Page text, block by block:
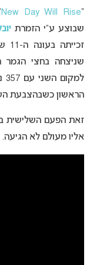
New Day Will Rise
שבוצע ע”י הזמרת
הראשון כשבהצבעת
זאת הפעם השלישית
אליו מעולם לא הגיעה.